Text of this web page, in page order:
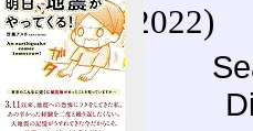
(27-May-2022)